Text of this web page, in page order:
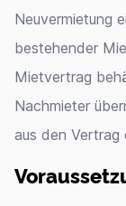
Neuvermietung
bestehender
Mietvertrag
Nachmieter
aus den Vertrag